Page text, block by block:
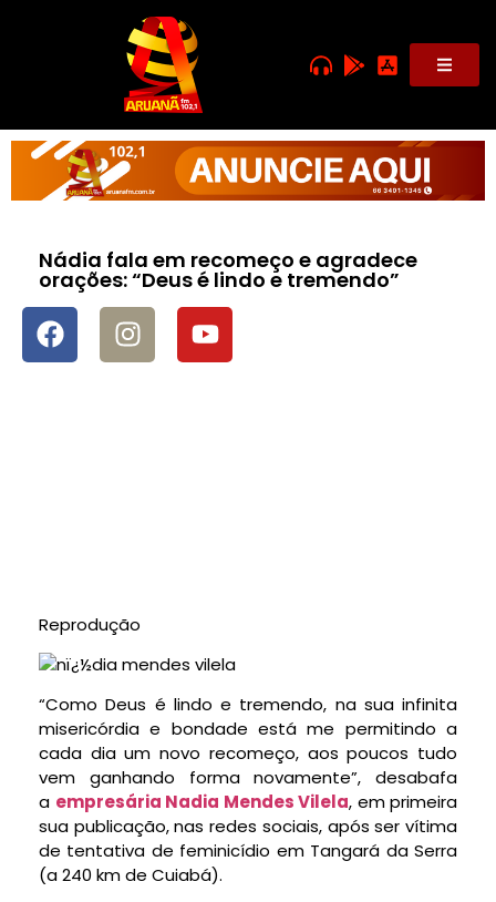
Nádia fala em recomeço e agradece
orações: “Deus é lindo e tremendo”
Reprodução
“Como Deus é lindo e tremendo, na sua infinita
misericórdia e bondade está me permitindo a
cada dia um novo recomeço, aos poucos tudo
vem ganhando forma novamente”, desabafa
a empresária Nadia Mendes Vilela, em primeira
sua publicação, nas redes sociais, após ser vítima
de tentativa de feminicídio em Tangará da Serra
(a 240 km de Cuiabá).